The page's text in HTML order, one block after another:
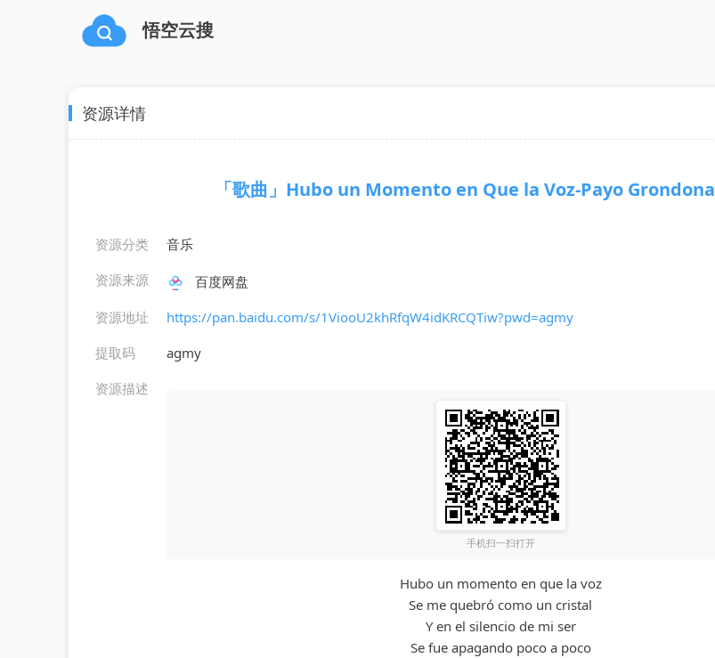
悟空云搜
资源详情
「歌曲」Hubo un Momento en Que la Voz-Payo Grondona
资源分类
音乐
资源来源
百度网盘
资源地址
https://pan.baidu.com/s/1ViooU2khRfqW4idKRCQTiw?pwd=agmy
提取码
agmy
资源描述
手机扫一扫打开
Hubo un momento en que la voz
Se me quebró como un cristal
Y en el silencio de mi ser
Se fue apagando poco a poco